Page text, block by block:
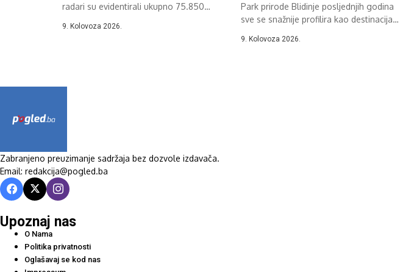
radari su evidentirali ukupno 75.850
9. Kolovoza 2026.
Park prirode Blidinje posljednjih godina
sve se snažnije profilira kao destinacija
9. Kolovoza 2026.
Zabranjeno preuzimanje sadržaja bez dozvole izdavača.
Email: redakcija@pogled.ba
Upoznaj nas
O Nama
Politika privatnosti
Oglašavaj se kod nas